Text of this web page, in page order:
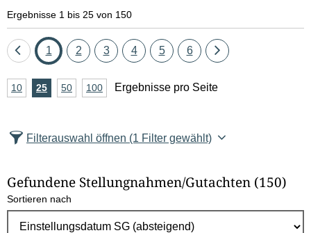
h
Ergebnisse 1 bis 25 von 150
Eine
zurück
Seite
1 Seite
2 Seite
3 Seite
4 Seite
5 Seite
6
Eine
A
z
l
E
10Ergebnisse
25Ergebnisse
50Ergebnisse
100Ergebnisse
Ergebnisse pro Seite
Filterauswahl öffnen (1 Filter gewählt)
Gefundene Stellungnahmen/⁠Gutachten (150)
Sortieren nach